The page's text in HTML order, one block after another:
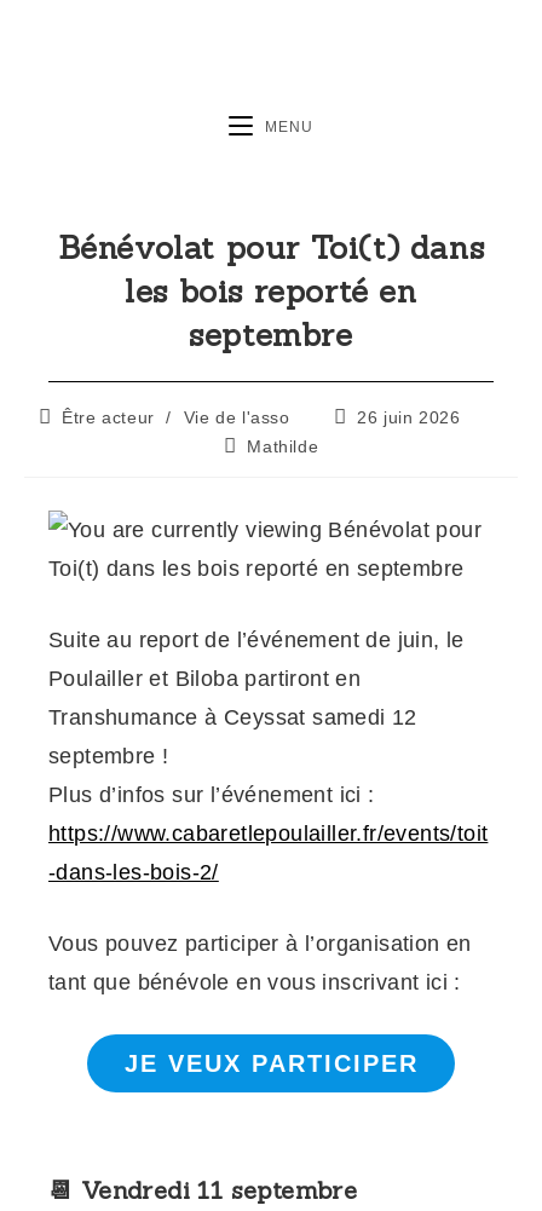
MENU
Bénévolat pour Toi(t) dans
les bois reporté en
septembre
Être acteur / Vie de l'asso
26 juin 2026
Mathilde
Suite au report de l’événement de juin, le
Poulailler et Biloba partiront en
Transhumance à Ceyssat samedi 12
septembre !
Plus d’infos sur l’événement ici :
https://www.cabaretlepoulailler.fr/events/toit
-dans-les-bois-2/
Vous pouvez participer à l’organisation en
tant que bénévole en vous inscrivant ici :
JE VEUX PARTICIPER
📆 Vendredi 11 septembre